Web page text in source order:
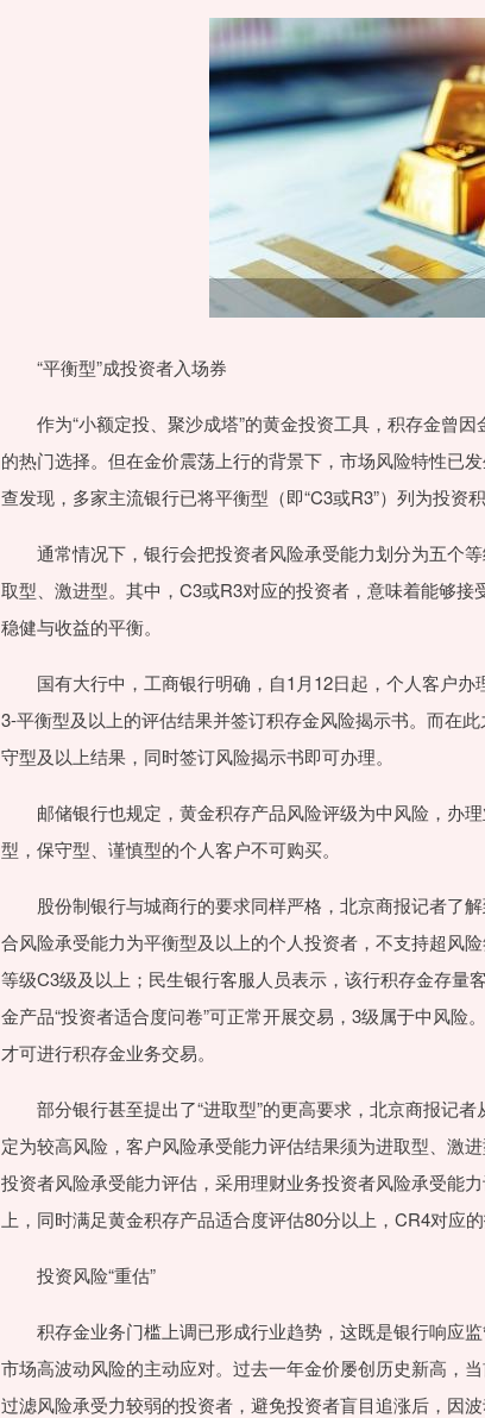
“平衡型”成投资者入场券
作为“小额定投、聚沙成塔”的黄金投资工具，积存金曾因
的热门选择。但在金价震荡上行的背景下，市场风险特性已
查发现，多家主流银行已将平衡型（即“C3或R3”）列为投资
通常情况下，银行会把投资者风险承受能力划分为五个
取型、激进型。其中，C3或R3对应的投资者，意味着能够
稳健与收益的平衡。
国有大行中，工商银行明确，自1月12日起，个人客户办
3-平衡型及以上的评估结果并签订积存金风险揭示书。而在
守型及以上结果，同时签订风险揭示书即可办理。
邮储银行也规定，黄金积存产品风险评级为中风险，办
型，保守型、谨慎型的个人客户不可购买。
股份制银行与城商行的要求同样严格，北京商报记者了
合风险承受能力为平衡型及以上的个人投资者，不支持超风
等级C3级及以上；民生银行客服人员表示，该行积存金存量
金产品“投资者适合度问卷”可正常开展交易，3级属于中风
才可进行积存金业务交易。
部分银行甚至提出了“进取型”的更高要求，北京商报记者
定为较高风险，客户风险承受能力评估结果须为进取型、激
投资者风险承受能力评估，采用理财业务投资者风险承受能
上，同时满足黄金积存产品适合度评估80分以上，CR4对应的
投资风险“重估”
积存金业务门槛上调已形成行业趋势，这既是银行响应
市场高波动风险的主动应对。过去一年金价屡创历史新高，
过滤风险承受力较弱的投资者，避免投资者盲目追涨后，因波